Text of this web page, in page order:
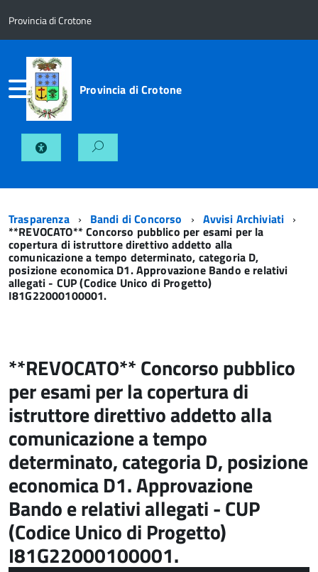
Provincia di Crotone
Provincia di Crotone
Trasparenza Bandi di Concorso Avvisi Archiviati
**REVOCATO** Concorso pubblico per esami per la
copertura di istruttore direttivo addetto alla
comunicazione a tempo determinato, categoria D,
posizione economica D1. Approvazione Bando e relativi
allegati - CUP (Codice Unico di Progetto)
I81G22000100001.
**REVOCATO** Concorso pubblico
per esami per la copertura di
istruttore direttivo addetto alla
comunicazione a tempo
determinato, categoria D, posizione
economica D1. Approvazione
Bando e relativi allegati - CUP
(Codice Unico di Progetto)
I81G22000100001.